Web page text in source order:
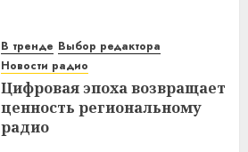
В тренде Выбор редактора
Новости радио
Цифровая эпоха возвращает
ценность региональному
радио